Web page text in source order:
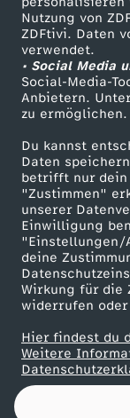
Nutzung von
ZDFtivi. Daten
verwendet.
• Social Media
Social-Media-
Anbietern.
zu ermöglichen.
Du kannst
Daten
betrifft nur dein
"Zustimmen"
unserer
Einwilligung
"Einstellungen/
deine
Wirkung für die
widerrufen oder
Hier findest du
Weitere
w
e
r
g
h
e
b
t
a
ZDF Unternehmen
Karriere
ZDF goes Schule
Werbefernsehen
Mainzelmännchen
Partner